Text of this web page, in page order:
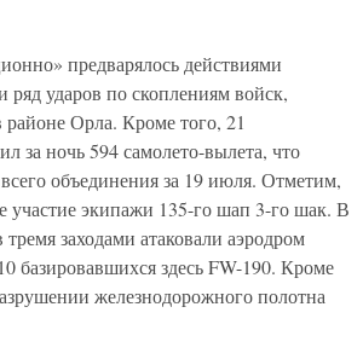
предварялось действиями
ударов по скоплениям войск,
Орла. Кроме того, 21
за ночь 594 самолето-вылета, что
объединения за 19 июля. Отметим,
участие экипажи 135-го шап 3-го шак. В
заходами атаковали аэродром
здесь FW-190. Кроме
железнодорожного полотна